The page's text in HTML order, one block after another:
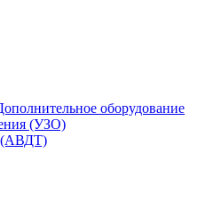
оборудование
(УЗО)
(АВДТ)